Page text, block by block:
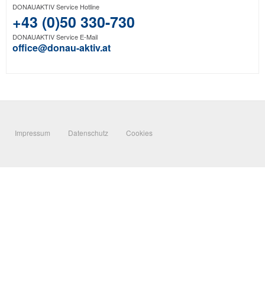
DONAUAKTIV Service Hotline
+43 (0)50 330-730
DONAUAKTIV Service E-Mail
office@donau-aktiv.at
Impressum Datenschutz Cookies